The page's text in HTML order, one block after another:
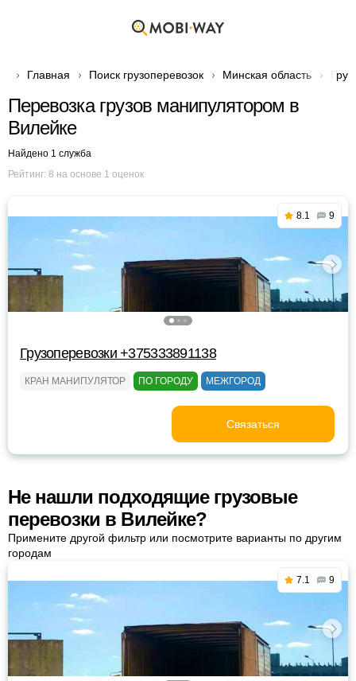
Главная Поиск грузоперевозок Минская область
Перевозка грузов манипулятором в
Вилейке
Найдено 1 служба
Рейтинг: 8 на основе 1 оценок
8.1 9
Грузоперевозки +375333891138
КРАН МАНИПУЛЯТОР ПО ГОРОДУ МЕЖГОРОД
Связаться
Не нашли подходящие грузовые
перевозки в Вилейке?
Примените другой фильтр или посмотрите варианты по другим
городам
7.1 9